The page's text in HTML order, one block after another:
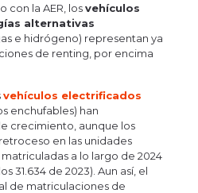
con la AER, losvehículos
alternativas
e hidrógeno) representan ya
de renting, por encima
vehículos electrificados
enchufables) han
crecimiento, aunque los
en las unidades
a lo largo de 2024
31.634 de 2023). Aun así, el
de matriculaciones de